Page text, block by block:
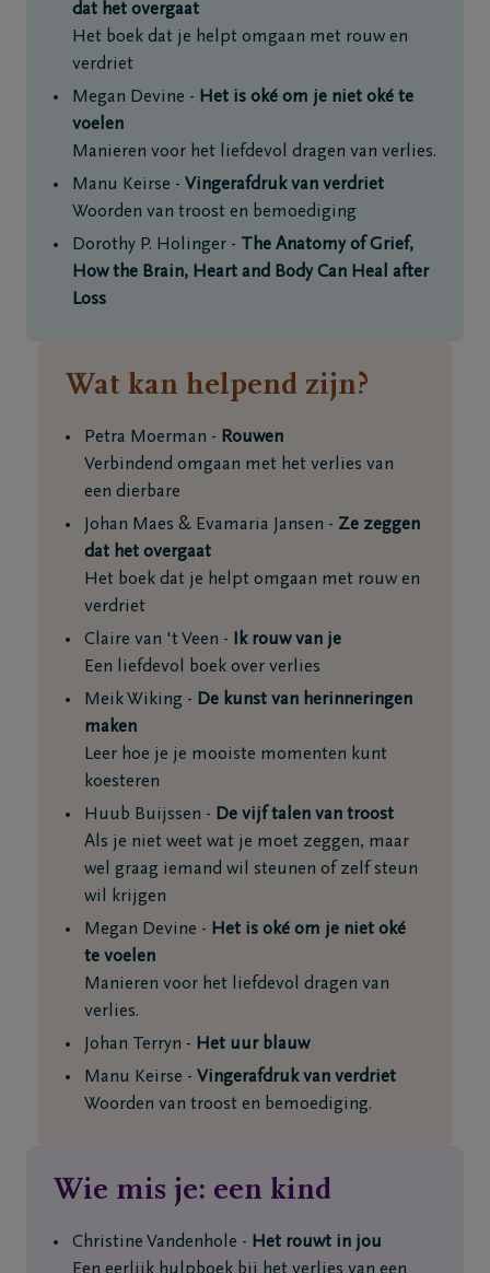
dat het overgaat
Het boek dat je helpt omgaan met rouw en
verdriet
Megan Devine - Het is oké om je niet oké te
voelen
Manieren voor het liefdevol dragen van verlies.
Manu Keirse - Vingerafdruk van verdriet
Woorden van troost en bemoediging
Dorothy P. Holinger - The Anatomy of Grief,
How the Brain, Heart and Body Can Heal after
Loss
Wat kan helpend zijn?
Petra Moerman - Rouwen
Verbindend omgaan met het verlies van
een dierbare
Johan Maes & Evamaria Jansen - Ze zeggen
dat het overgaat
Het boek dat je helpt omgaan met rouw en
verdriet
Claire van 't Veen - Ik rouw van je
Een liefdevol boek over verlies
Meik Wiking - De kunst van herinneringen
maken
Leer hoe je je mooiste momenten kunt
koesteren
Huub Buijssen - De vijf talen van troost
Als je niet weet wat je moet zeggen, maar
wel graag iemand wil steunen of zelf steun
wil krijgen
Megan Devine - Het is oké om je niet oké
te voelen
Manieren voor het liefdevol dragen van
verlies.
Johan Terryn - Het uur blauw
Manu Keirse - Vingerafdruk van verdriet
Woorden van troost en bemoediging.
Wie mis je: een kind
Christine Vandenhole - Het rouwt in jou